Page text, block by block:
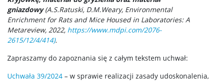
gniazdowy(A.S.Ratuski, D.M.Weary, Environmental
Enrichment for Rats and Mice Housed in Laboratories: A
Metareview, 2022, https://www.mdpi.com/2076-
2615/12/4/414).
Zapraszamy do zapoznania się z całym tekstem uchwał:
Uchwała 39/2024 – w sprawie realizacji zasady udoskonalenia,